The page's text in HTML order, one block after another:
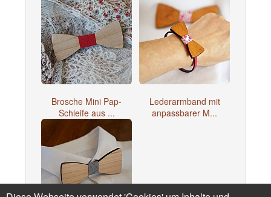
Brosche Mini Pap-
Schleife aus ...
Lederarmband mit
anpassbarer M...